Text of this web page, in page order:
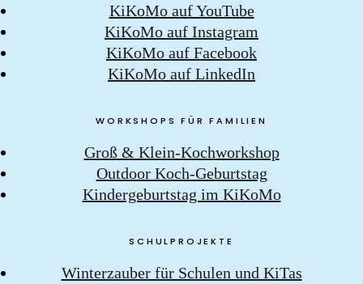
KiKoMo auf YouTube
KiKoMo auf Instagram
KiKoMo auf Facebook
KiKoMo auf LinkedIn
WORKSHOPS FÜR FAMILIEN
Groß & Klein-Kochworkshop
Outdoor Koch-Geburtstag
Kindergeburtstag im KiKoMo
SCHULPROJEKTE
Winterzauber für Schulen und KiTas